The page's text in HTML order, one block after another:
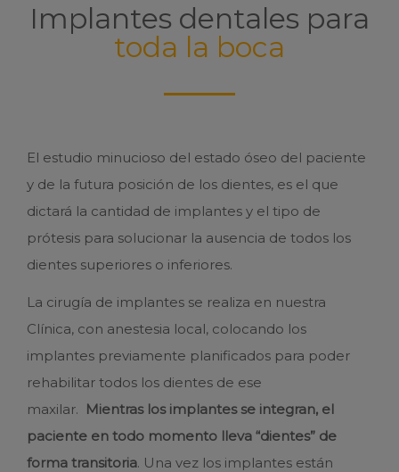
Implantes dentales para
toda la boca
El estudio minucioso del estado óseo del paciente
y de la futura posición de los dientes, es el que
dictará la cantidad de implantes y el tipo de
prótesis para solucionar la ausencia de todos los
dientes superiores o inferiores.
La cirugía de implantes se realiza en nuestra
Clínica, con anestesia local, colocando los
implantes previamente planificados para poder
rehabilitar todos los dientes de ese
maxilar. Mientras los implantes se integran, el
paciente en todo momento lleva “dientes” de
forma transitoria. Una vez los implantes están